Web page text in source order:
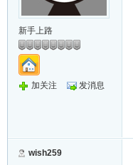
新手上路
加关注 发消息
wish259